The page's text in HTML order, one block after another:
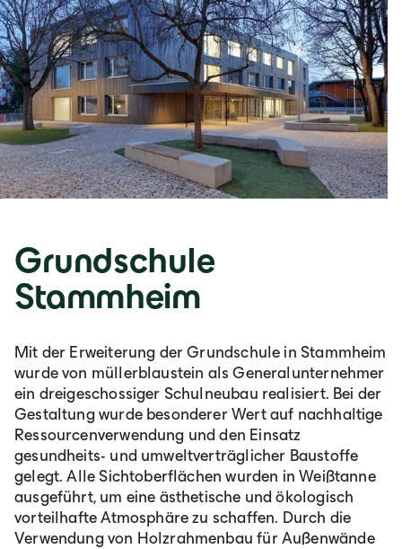
Grundschule
Stammheim
Mit der Erweiterung der Grundschule in Stammheim
wurde von müllerblaustein als Generalunternehmer
ein dreigeschossiger Schulneubau realisiert. Bei der
Gestaltung wurde besonderer Wert auf nachhaltige
Ressourcenverwendung und den Einsatz
gesundheits- und umweltverträglicher Baustoffe
gelegt. Alle Sichtoberflächen wurden in Weißtanne
ausgeführt, um eine ästhetische und ökologisch
vorteilhafte Atmosphäre zu schaffen. Durch die
Verwendung von Holzrahmenbau für Außenwände